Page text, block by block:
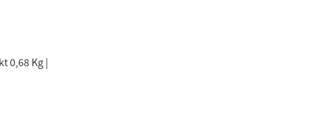
0,68 Kg |